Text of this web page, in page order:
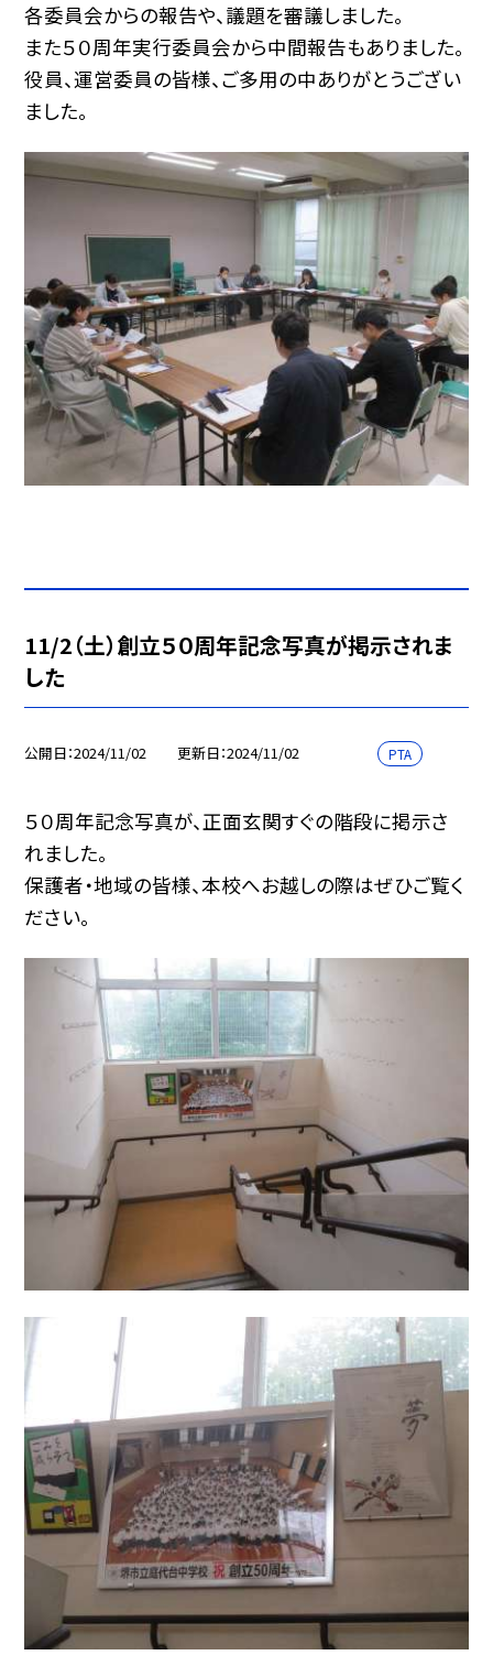
各委員会からの報告や、議題を審議しました。
また５０周年実行委員会から中間報告もありました。
役員、運営委員の皆様、ご多用の中ありがとうござい
ました。
11/2（土）創立５０周年記念写真が掲示されま
した
公開日 2024/11/02 更新日 2024/11/02 PTA
５０周年記念写真が、正面玄関すぐの階段に掲示さ
れました。
保護者・地域の皆様、本校へお越しの際はぜひご覧く
ださい。